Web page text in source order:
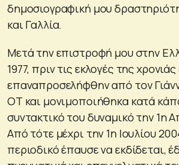
δημοσιογραφική μου
και Γαλλία.
Μετά την επιστροφή μου στην
1977, πριν τις εκλογές της χρονιάς
επαναπροσελήφθην από τον
ΟΤ και μονιμοποιήθηκα κατά
συντακτικό του δυναμικό την 1η
Από τότε μέχρι την 1η Ιουλίου
περιοδικό έπαυσε να εκδίδεται,